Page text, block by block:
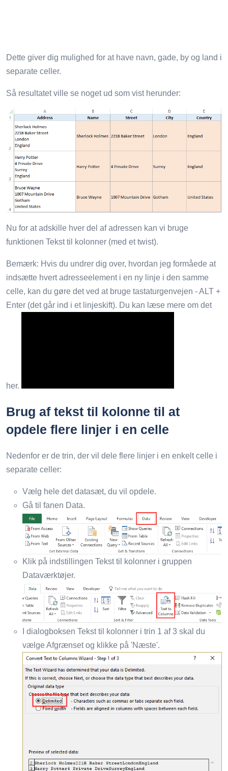
Dette giver dig mulighed for at have navn, gade, by og land i
separate celler.
Så resultatet ville se noget ud som vist herunder:
Nu for at adskille hver del af adressen kan vi bruge
funktionen Tekst til kolonner (med et twist).
Bemærk: Hvis du undrer dig over, hvordan jeg formåede at
indsætte hvert adresseelement i en ny linje i den samme
celle, kan du gøre det ved at bruge tastaturgenvejen - ALT +
Enter (det går ind i et linjeskift). Du kan læse mere om det
her.
Brug af tekst til kolonne til at
opdele flere linjer i en celle
Nedenfor er de trin, der vil dele flere linjer i en enkelt celle i
separate celler:
Vælg hele det datasæt, du vil opdele.
Gå til fanen Data.
Klik på indstillingen Tekst til kolonner i gruppen
Dataværktøjer.
I dialogboksen Tekst til kolonner i trin 1 af 3 skal du
vælge Afgrænset og klikke på 'Næste'.